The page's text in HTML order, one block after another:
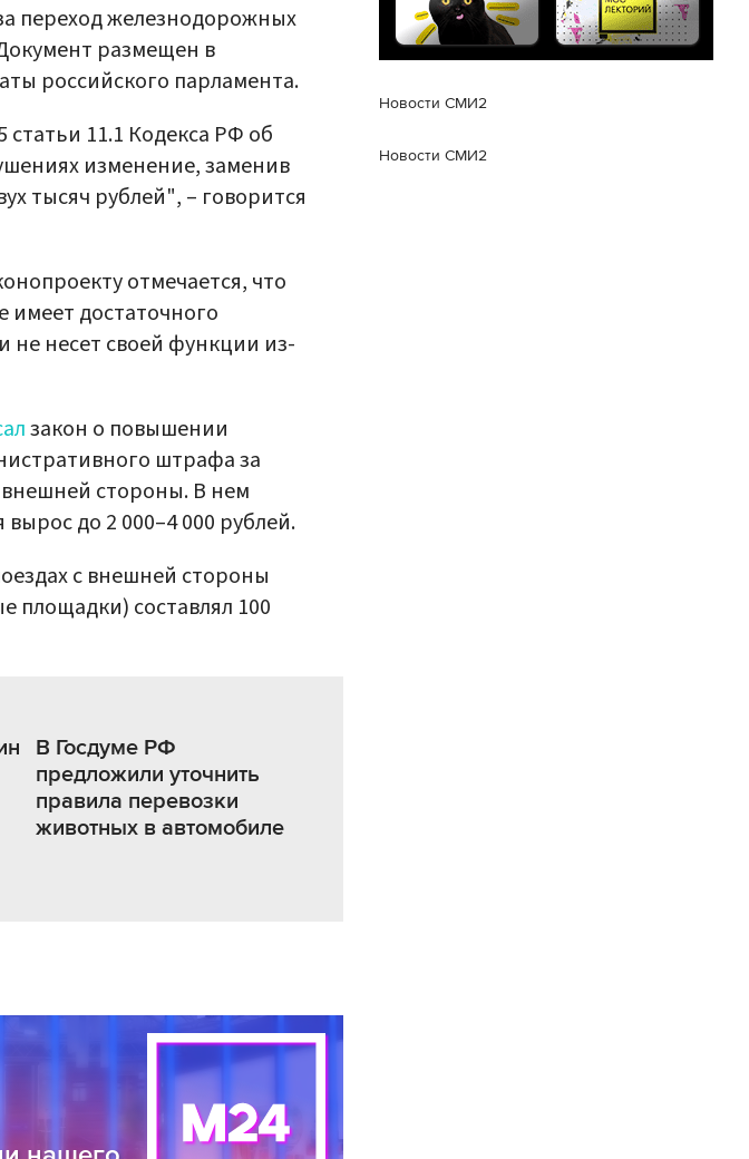
переход железнодорожных
размещен в
российского парламента.
статьи 11.1 Кодекса РФ об
изменение, заменив
тысяч рублей", – говорится
отмечается, что
имеет достаточного
несет своей функции из-
закон о повышении
штрафа за
стороны. В нем
до 2 000–4 000 рублей.
с внешней стороны
площадки) составлял 100
В Госдуме РФ
предложили уточнить
правила перевозки
животных в автомобиле
Новости СМИ2
Новости СМИ2